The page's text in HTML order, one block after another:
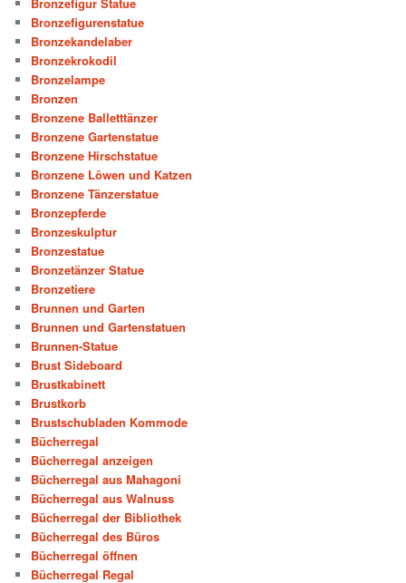
Bronzefigurenstatue
Bronzekandelaber
Bronzekrokodil
Bronzelampe
Bronzen
Bronzene Balletttänzer
Bronzene Gartenstatue
Bronzene Hirschstatue
Bronzene Löwen und Katzen
Bronzene Tänzerstatue
Bronzepferde
Bronzeskulptur
Bronzestatue
Bronzetänzer Statue
Bronzetiere
Brunnen und Garten
Brunnen und Gartenstatuen
Brunnen-Statue
Brust Sideboard
Brustkabinett
Brustkorb
Brustschubladen Kommode
Bücherregal
Bücherregal anzeigen
Bücherregal aus Mahagoni
Bücherregal aus Walnuss
Bücherregal der Bibliothek
Bücherregal des Büros
Bücherregal öffnen
Bücherregal Regal